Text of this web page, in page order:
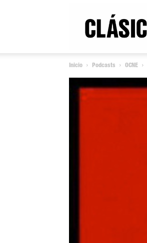
Inicio Podcasts OCNE